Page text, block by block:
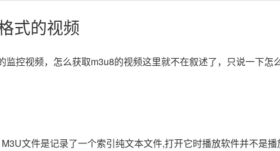
式的视频
控视频，怎么获取m3u8的视频这里就不在叙述了，只说一下怎
文件是记录了一个索引纯文本文件,打开它时播放软件并不是播